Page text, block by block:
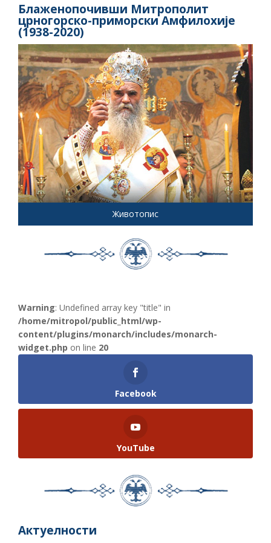
Блаженопочивши Митрополит
црногорско-приморски Амфилохије
(1938-2020)
Животопис
Warning: Undefined array key "title" in
/home/mitropol/public_html/wp-
content/plugins/monarch/includes/monarch-
widget.php on line 20
Facebook
YouTube
Актуелности